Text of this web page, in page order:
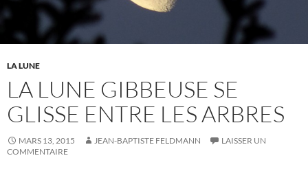
LA LUNE
LA LUNE GIBBEUSE SE
GLISSE ENTRE LES ARBRES
MARS 13, 2015 JEAN-BAPTISTE FELDMANN
LAISSER UN
COMMENTAIRE